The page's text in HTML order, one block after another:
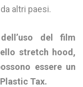
altri paesi.
del film
stretch hood,
essere un
Tax.